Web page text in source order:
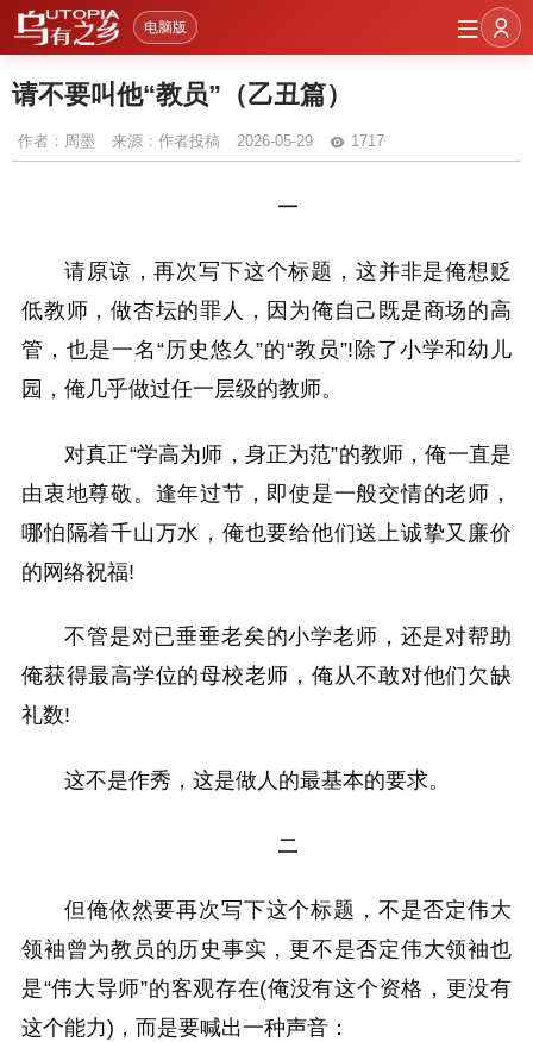
电脑版
请不要叫他“教员”（乙丑篇）
作者： 周墨 来源：作者投稿 2026-05-29 1717
一
请原谅，再次写下这个标题，这并非是俺想贬
低教师，做杏坛的罪人，因为俺自己既是商场的高
管，也是一名“历史悠久”的“教员”!除了小学和幼儿
园，俺几乎做过任一层级的教师。
对真正“学高为师，身正为范”的教师，俺一直是
由衷地尊敬。逢年过节，即使是一般交情的老师，
哪怕隔着千山万水，俺也要给他们送上诚挚又廉价
的网络祝福!
不管是对已垂垂老矣的小学老师，还是对帮助
俺获得最高学位的母校老师，俺从不敢对他们欠缺
礼数!
这不是作秀，这是做人的最基本的要求。
二
但俺依然要再次写下这个标题，不是否定伟大
领袖曾为教员的历史事实，更不是否定伟大领袖也
是“伟大导师”的客观存在(俺没有这个资格，更没有
这个能力)，而是要喊出一种声音：